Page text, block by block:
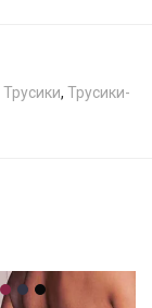
Трусики, Трусики-